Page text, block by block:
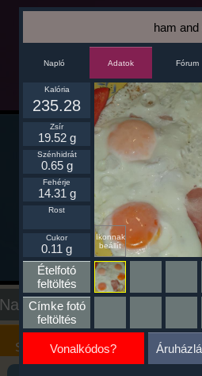
Nap kiértékelése
Kalória
Szimulátor
Szöveges
Értékelés
ham and
Napló Adatok Fórum
Ikonnak
beállít
Kalória
235.28
Zsír
19.52 g
Szénhidrát
0.65 g
Fehérje
14.31 g
Rost
Cukor
0.11 g
Ételfotó
feltöltés
Címke fotó
feltöltés
Vonalkódos?